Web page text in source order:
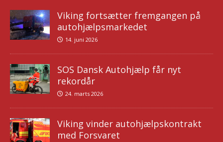
Viking fortsætter fremgangen på
autohjælpsmarkedet
14. juni 2026
SOS Dansk Autohjælp får nyt
rekordår
24. marts 2026
Viking vinder autohjælpskontrakt
med Forsvaret